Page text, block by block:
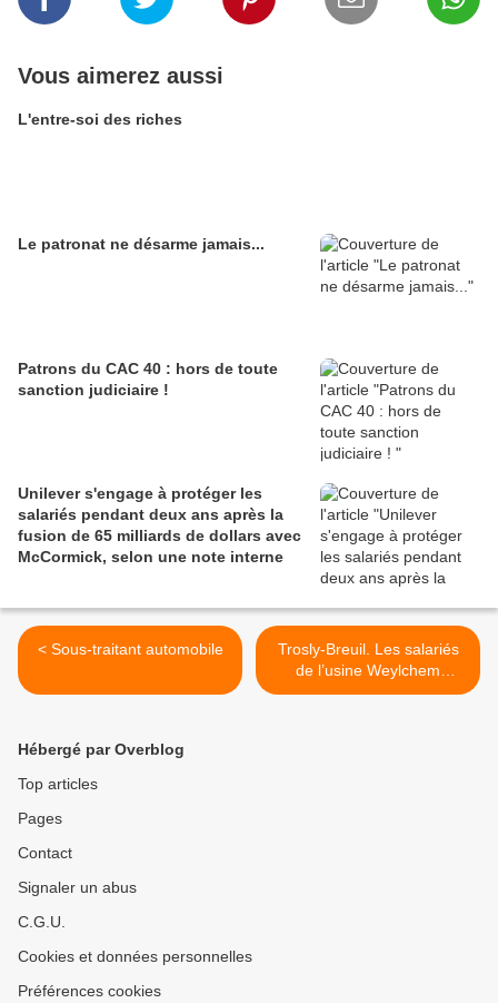
Vous aimerez aussi
L'entre-soi des riches
Le patronat ne désarme jamais...
Patrons du CAC 40 : hors de toute
sanction judiciaire !
Unilever s'engage à protéger les
salariés pendant deux ans après la
fusion de 65 milliards de dollars avec
McCormick, selon une note interne
< Sous-traitant automobile
Trosly-Breuil. Les salariés
de l’usine Weylchem
craignent une vague de
Hébergé par Overblog
Top articles
Pages
Contact
Signaler un abus
C.G.U.
Cookies et données personnelles
Préférences cookies